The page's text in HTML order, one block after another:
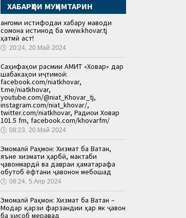
ХАБАРҲОИ МУҲИМТАРИН
Ҳангоми истифодаи хабару маводи
сомона истинод ба www.khovar.tj
ҳатмӣ аст!
🕔 20:24, 20.Май 2024
Саҳифаҳои расмии АМИТ «Ховар» дар
шабакаҳои иҷтимоӣ:
facebook.com/niatkhovar,
t.me/niatkhovar,
youtube.com/@niat_Khovar_tj,
instagram.com/niat_khovar/,
twitter.com/niatkhovar, Радиои Ховар
101.5 fm, facebook.com/khovarfm/
🕔 08:23, 20.Май 2024
Эмомалӣ Раҳмон: Хизмат ба Ватан,
яъне хизмати ҳарбӣ, мактаби
ҷавонмардӣ ва давраи ҳаматарафа
обутоб ёфтани ҷавонон мебошад
🕔 08:24, 5.Апр 2024
Эмомалӣ Раҳмон: Хизмат ба Ватан –
Модар қарзи фарзандии ҳар як ҷавон
ба ҳисоб меравад